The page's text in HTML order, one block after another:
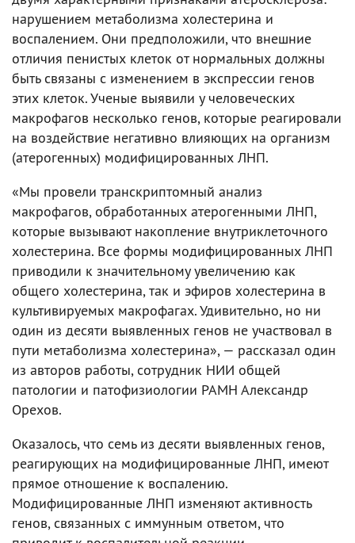
нарушением метаболизма холестерина и
воспалением. Они предположили, что внешние
отличия пенистых клеток от нормальных должны
быть связаны с изменением в экспрессии генов
этих клеток. Ученые выявили у человеческих
макрофагов несколько генов, которые реагировали
на воздействие негативно влияющих на организм
(атерогенных) модифицированных ЛНП.
«Мы провели транскриптомный анализ
макрофагов, обработанных атерогенными ЛНП,
которые вызывают накопление внутриклеточного
холестерина. Все формы модифицированных ЛНП
приводили к значительному увеличению как
общего холестерина, так и эфиров холестерина в
культивируемых макрофагах. Удивительно, но ни
один из десяти выявленных генов не участвовал в
пути метаболизма холестерина», — рассказал один
из авторов работы, сотрудник НИИ общей
патологии и патофизиологии РАМН Александр
Орехов.
Оказалось, что семь из десяти выявленных генов,
реагирующих на модифицированные ЛНП, имеют
прямое отношение к воспалению.
Модифицированные ЛНП изменяют активность
генов, связанных с иммунным ответом, что